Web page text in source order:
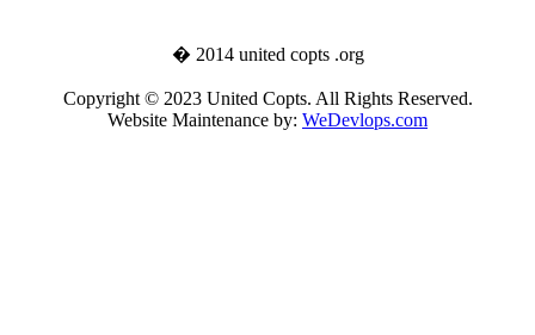
� 2014 united copts .org
Copyright © 2023 United Copts. All Rights Reserved.
Website Maintenance by: WeDevlops.com